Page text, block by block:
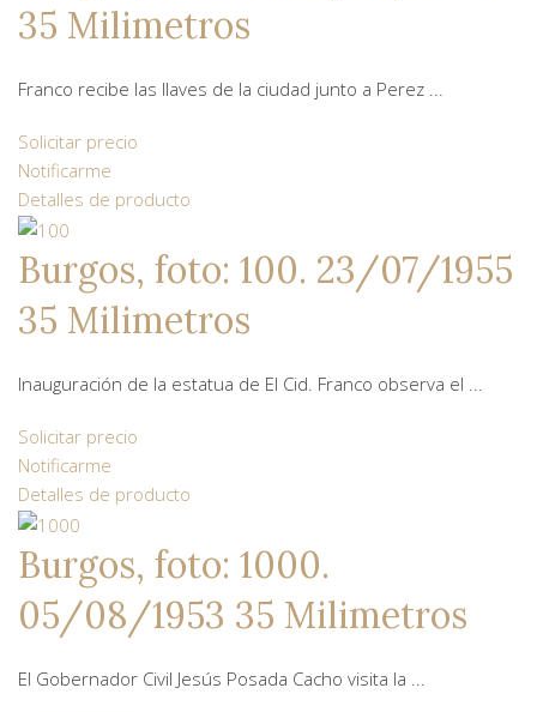
35 Milimetros
Franco recibe las llaves de la ciudad junto a Perez ...
Solicitar precio
Notificarme
Detalles de producto
Burgos, foto: 100. 23/07/1955
35 Milimetros
Inauguración de la estatua de El Cid. Franco observa el ...
Solicitar precio
Notificarme
Detalles de producto
Burgos, foto: 1000.
05/08/1953 35 Milimetros
El Gobernador Civil Jesús Posada Cacho visita la ...